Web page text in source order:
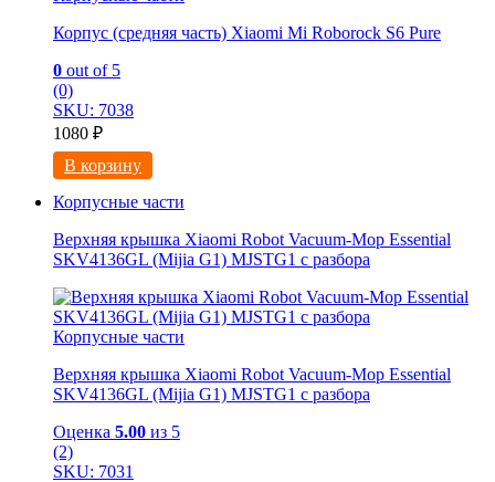
Корпус (средняя часть) Xiaomi Mi Roborock S6 Pure
0 out of 5
(0)
SKU: 7038
1080 ₽
В корзину
Корпусные части
Верхняя крышка Xiaomi Robot Vacuum-Mop Essential
SKV4136GL (Mijia G1) MJSTG1 с разбора
Корпусные части
Верхняя крышка Xiaomi Robot Vacuum-Mop Essential
SKV4136GL (Mijia G1) MJSTG1 с разбора
Оценка 5.00 из 5
(2)
SKU: 7031